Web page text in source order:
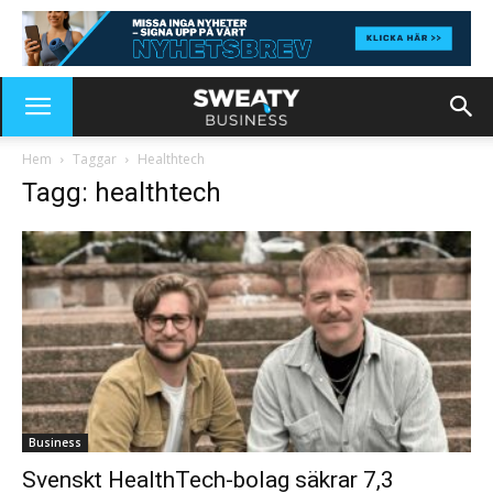
Hem Taggar Healthtech
Tagg: healthtech
Business
Svenskt HealthTech-bolag säkrar 7,3